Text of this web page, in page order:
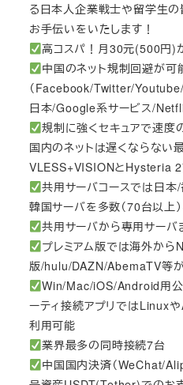
る日本人企業戦士や留学生
お手伝いをいたします！
高コスパ！月30元(500円)
中国のネット規制回避が可
（Facebook/Twitter/
日本/Google系サービス/
規制に強くセキュアで速度
国内のネットは遅くならない
VLESS+VISIONとHysteria
共用サーバコースでは日
韓国サーバを多数（70台以上
共用サーバから専用サーバ
プレミアム版では海外か
版/hulu/DAZN/AbemaTV等
Win/Mac/iOS/Android用公
ーティ接続アプリではLinux
利用可能
業界最多の同時接続7台
中国国内決済（WeChat/